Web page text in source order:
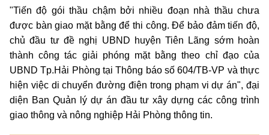
"Tiến độ gói thầu chậm bởi nhiều đoạn nhà thầu chưa
được bàn giao mặt bằng để thi công. Để bảo đảm tiến độ,
chủ đầu tư đề nghị UBND huyện Tiên Lãng sớm hoàn
thành công tác giải phóng mặt bằng theo chỉ đạo của
UBND Tp.Hải Phòng tại Thông báo số 604/TB-VP và thực
hiện việc di chuyển đường điện trong phạm vi dự án", đại
diện Ban Quản lý dự án đầu tư xây dựng các công trình
giao thông và nông nghiệp Hải Phòng thông tin.